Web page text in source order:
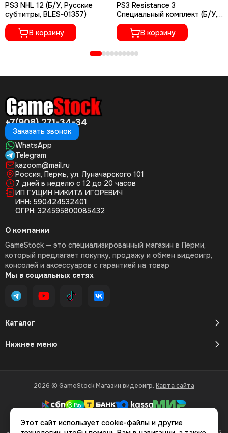
PS3 NHL 12 (Б/У, Русские
субтитры, BLES-01357)
В корзину
PS3 Resistance 3
Специальный комплект (Б/У,
Полностью на русском языке,
BCES-01118)В корзину
+7(908) 271-34-34
Заказать звонок
WhatsApp
Telegram
kazoom@mail.ru
Россия, Пермь, ул. Луначарского 101
7 дней в неделю с 12 до 20 часов
ИП ГУЩИН НИКИТА ИГОРЕВИЧ
ИНН: 590424532401
ОГРН: 324595800085432
Каталог
Нижнее меню
О компании
GameStock — это специализированный магазин в Перми,
который предлагает покупку, продажу и обмен видеоигр,
консолей и аксессуаров с гарантией на товар
Мы в социальных сетях
2026 © GameStock Магазин видеоигр. Карта сайта
Вся представленная на сайте информация, касающаяся
Этот сайт использует cookie-файлы и другие